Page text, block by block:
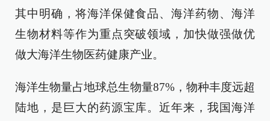
其中明确，将海洋保健食品、海洋药物、海洋
生物材料等作为重点突破领域，加快做强做优
做大海洋生物医药健康产业。
海洋生物量占地球总生物量87%，物种丰度远超
陆地，是巨大的药源宝库。近年来，我国海洋